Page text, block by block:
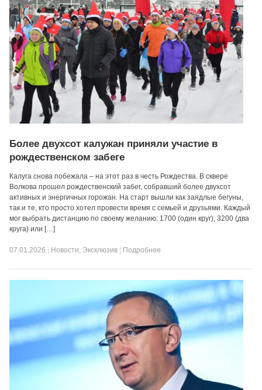
Более двухсот калужан приняли участие в
рождественском забеге
Калуга снова побежала – на этот раз в честь Рождества. В сквере
Волкова прошел рождественский забег, собравший более двухсот
активных и энергичных горожан. На старт вышли как заядлые бегуны,
так и те, кто просто хотел провести время с семьей и друзьями. Каждый
мог выбрать дистанцию по своему желанию: 1700 (один круг), 3200 (два
круга) или […]
07.01.2026 Новости, Эксклюзив Подробнее